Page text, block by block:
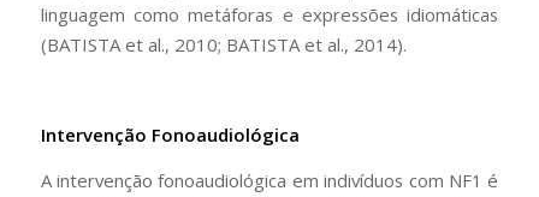
linguagem como metáforas e expressões idiomáticas
(BATISTA et al., 2010; BATISTA et al., 2014).
Intervenção Fonoaudiológica
A intervenção fonoaudiológica em indivíduos com NF1 é